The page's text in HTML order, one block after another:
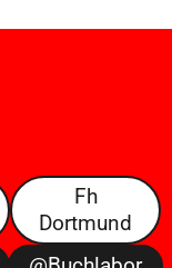
Fh
Dortmund